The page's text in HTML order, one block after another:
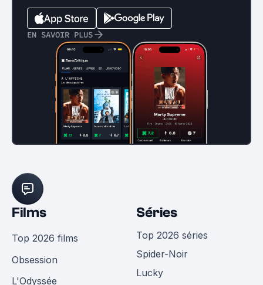
EN SAVOIR PLUS
Films
Top 2026 films
Obsession
L'Odyssée
Séries
Top 2026 séries
Spider-Noir
Lucky